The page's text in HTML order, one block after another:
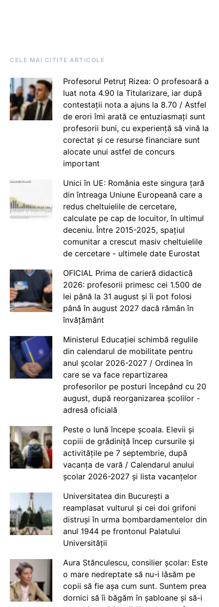
CELE MAI CITITE ARTICOLE
Profesorul Petruț Rizea: O profesoară a
luat nota 4.90 la Titularizare, iar după
contestații nota a ajuns la 8.70 / Astfel
de erori îmi arată ce entuziasmați sunt
profesorii buni, cu experiență să vină la
corectat și ce resurse financiare sunt
alocate unui astfel de concurs
important
Unici în UE: România este singura țară
din întreaga Uniune Europeană care a
redus cheltuielile de cercetare,
calculate pe cap de locuitor, în ultimul
deceniu. Între 2015-2025, spațiul
comunitar a crescut masiv cheltuielile
de cercetare - ultimele date Eurostat
OFICIAL Prima de carieră didactică
2026: profesorii primesc cei 1.500 de
lei până la 31 august și îi pot folosi
până în august 2027 dacă rămân în
învățământ
Ministerul Educației schimbă regulile
din calendarul de mobilitate pentru
anul școlar 2026-2027 / Ordinea în
care se va face repartizarea
profesorilor pe posturi începând cu 20
august, după reorganizarea școlilor -
adresă oficială
Peste o lună începe școala. Elevii și
copiii de grădiniță încep cursurile și
activitățile pe 7 septembrie, după
vacanța de vară / Calendarul anului
școlar 2026-2027 și lista vacanțelor
Universitatea din București a
reamplasat vulturul și cei doi grifoni
distruși în urma bombardamentelor din
anul 1944 pe frontonul Palatului
Universității
Aura Stănculescu, consilier școlar: Este
o mare nedreptate să nu-i lăsăm pe
copii să fie așa cum sunt. Suntem prea
dornici să îi băgăm în șabloane și să-i